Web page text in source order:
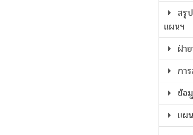
สรุ
แผนฯ
ฝ่า
กา
ข้อ
แผ